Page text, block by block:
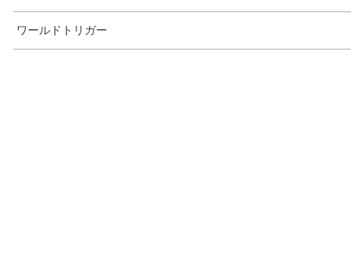
ワールドトリガー